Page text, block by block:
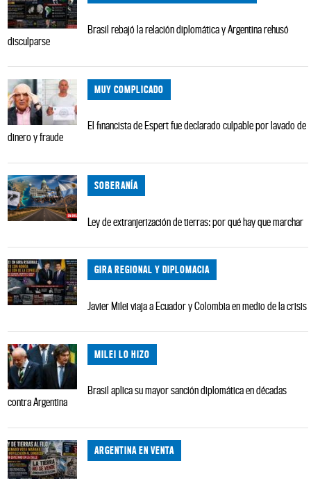
Brasil rebajó la relación diplomática y Argentina rehusó
disculparse
MUY COMPLICADO
El financista de Espert fue declarado culpable por lavado de
dinero y fraude
SOBERANÍA
Ley de extranjerización de tierras: por qué hay que marchar
GIRA REGIONAL Y DIPLOMACIA
Javier Milei viaja a Ecuador y Colombia en medio de la crisis
MILEI LO HIZO
Brasil aplica su mayor sanción diplomática en décadas
contra Argentina
ARGENTINA EN VENTA